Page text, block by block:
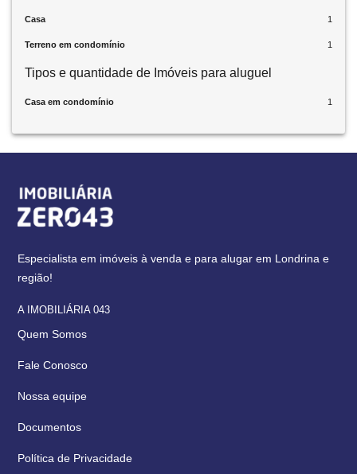
Casa 1
Terreno em condomínio 1
Tipos e quantidade de Imóveis para aluguel
Casa em condomínio 1
Especialista em imóveis à venda e para alugar em Londrina e
região!
A IMOBILIÁRIA 043
Quem Somos
Fale Conosco
Nossa equipe
Documentos
Política de Privacidade